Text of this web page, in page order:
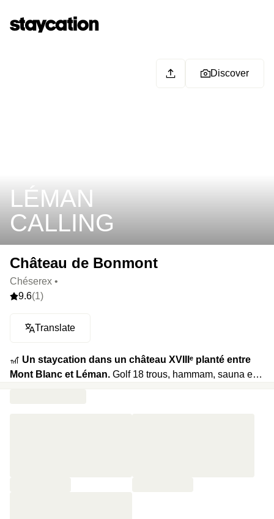
LÉMAN
CALLING
Discover
Château de Bonmont
Chéserex •
9.6(1)
Translate
🎢 Un staycation dans un château XVIIIᵉ planté entre
Mont Blanc et Léman. Golf 18 trous, hammam, sauna et